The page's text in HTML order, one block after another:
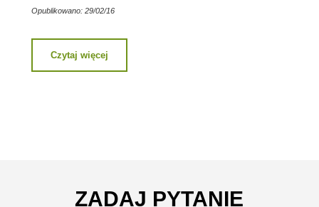
Opublikowano: 29/02/16
Czytaj więcej
ZADAJ PYTANIE